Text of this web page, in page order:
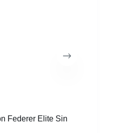
Federer Elite Sin